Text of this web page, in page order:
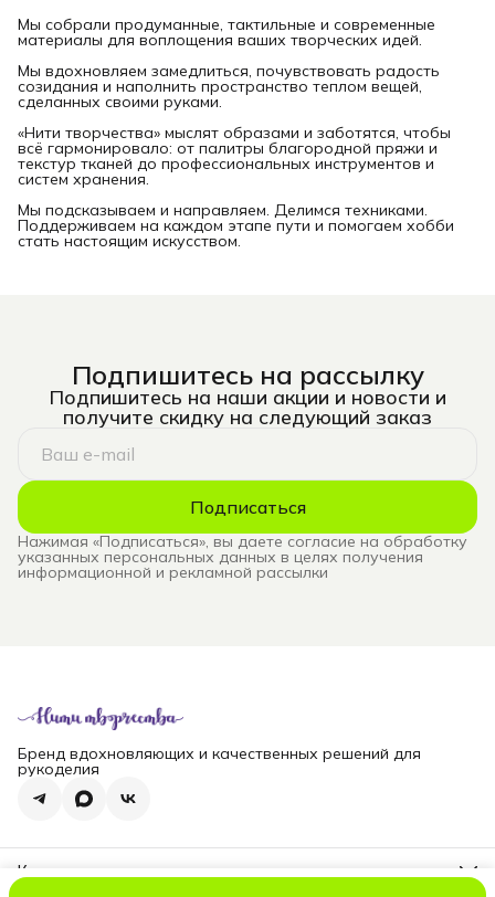
Мы собрали продуманные, тактильные и современные
материалы для воплощения ваших творческих идей.
Мы вдохновляем замедлиться, почувствовать радость
созидания и наполнить пространство теплом вещей,
сделанных своими руками.
«Нити творчества» мыслят образами и заботятся, чтобы
всё гармонировало: от палитры благородной пряжи и
текстур тканей до профессиональных инструментов и
систем хранения.
Мы подсказываем и направляем. Делимся техниками.
Поддерживаем на каждом этапе пути и помогаем хобби
стать настоящим искусством.
Подпишитесь на рассылку
Подпишитесь на наши акции и новости и
получите скидку на следующий заказ
Подписаться
Нажимая «Подписаться», вы даете согласие на обработку
указанных персональных данных в целях получения
информационной и рекламной рассылки
Бренд вдохновляющих и качественных решений для
рукоделия
Контакты